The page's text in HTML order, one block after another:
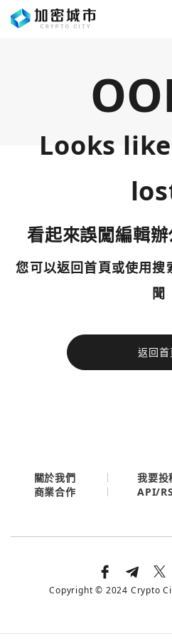
Looks
看起來誤闖編輯
您可以返回首頁或使用搜
聞
返回首
今日熱門
使用以下
您已閒置5分鐘，請點擊關閉
今日熱門
關於我們 我要投
商業合作
API/
Copyright © 2024 Crypto